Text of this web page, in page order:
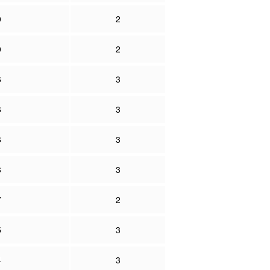
2
2
3
3
3
3
2
3
3